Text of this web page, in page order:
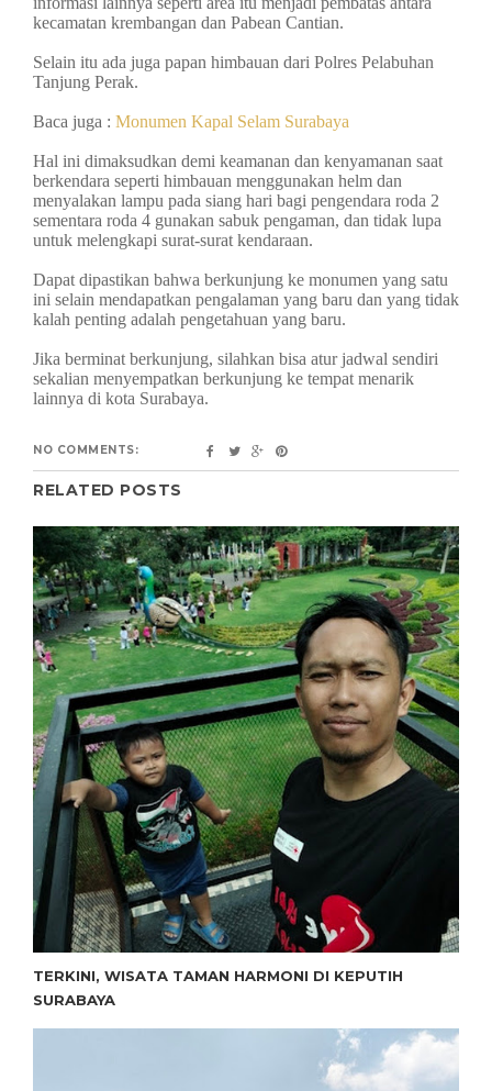
kecamatan krembangan dan Pabean Cantian.
Selain itu ada juga papan himbauan dari Polres Pelabuhan
Tanjung Perak.
Baca juga : Monumen Kapal Selam Surabaya
Hal ini dimaksudkan demi keamanan dan kenyamanan saat
berkendara seperti himbauan menggunakan helm dan
menyalakan lampu pada siang hari bagi pengendara roda 2
sementara roda 4 gunakan sabuk pengaman, dan tidak lupa
untuk melengkapi surat-surat kendaraan.
Dapat dipastikan bahwa berkunjung ke monumen yang satu
ini selain mendapatkan pengalaman yang baru dan yang tidak
kalah penting adalah pengetahuan yang baru.
Jika berminat berkunjung, silahkan bisa atur jadwal sendiri
sekalian menyempatkan berkunjung ke tempat menarik
lainnya di kota Surabaya.
NO COMMENTS:
RELATED POSTS
TERKINI, WISATA TAMAN HARMONI DI KEPUTIH
SURABAYA